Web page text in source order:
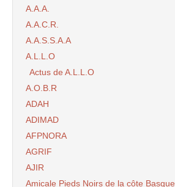
A.A.A.
A.A.C.R.
A.A.S.S.A.A
A.L.L.O
Actus de A.L.L.O
A.O.B.R
ADAH
ADIMAD
AFPNORA
AGRIF
AJIR
Amicale Pieds Noirs de la côte Basque